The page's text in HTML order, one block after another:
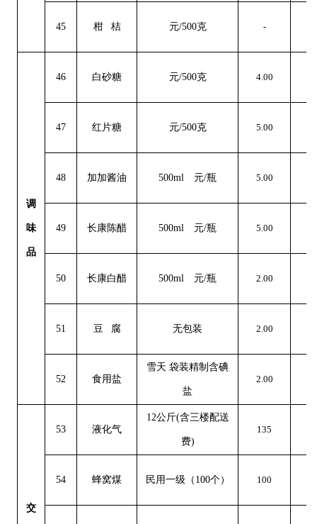
45 柑 桔 元/500克 -
调
味
品
46 白砂糖 元/500克 4.00
47 红片糖 元/500克 5.00
48 加加酱油 500ml 元/瓶 5.00
49 长康陈醋 500ml 元/瓶 5.00
50 长康白醋 500ml 元/瓶 2.00
51 豆 腐 无包装 2.00
52 食用盐
雪天 袋装精制含碘
盐
2.00
交
53 液化气
12公斤(含三楼配送
费)
135
54 蜂窝煤 民用一级（ 100个） 100